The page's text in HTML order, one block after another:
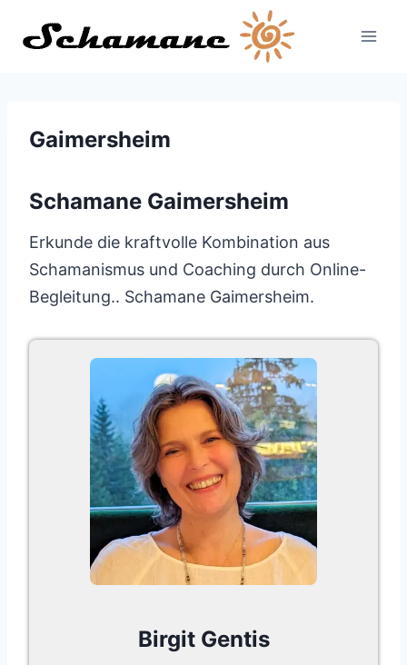
Inhalt
Gaimersheim
Schamane Gaimersheim
Erkunde die kraftvolle Kombination aus
Schamanismus und Coaching durch Online-
Begleitung.. Schamane Gaimersheim.
Birgit Gentis